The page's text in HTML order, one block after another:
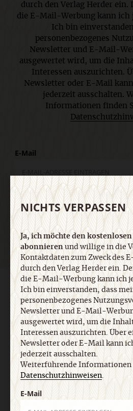
durch den Verlag Herder ein.
die E-Mail-Werbung kann ich
Ich bin
personenbezogenes
Newsletter und E-Mail-
ausgewertet wird, um die
Interessen auszurichten.
Newsletter oder E-Mail
jederzeit ausschalten.
Informationen finden
E-Mail
AGB und Widerrufsbelehrung
Impressum
Vertrag widerrufen
NICHTS VERPASSEN
Ja, ich möchte den
abonnierenund willige in die
Kontaktdaten zum Zweck des
durch den Verlag Herder ein.
die E-Mail-Werbung kann ich
Ich bin einverstanden, dass
personenbezogenes
Newsletter und E-Mail-
ausgewertet wird, um die
Interessen auszurichten. Über
Newsletter oder E-Mail kann
jederzeit ausschalten.
Weiterführende Informationen
Datenschutzhinweisen.
E-Mail